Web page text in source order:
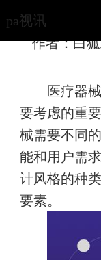
pa视讯医疗器
作者：白
医疗器
要考虑的重
械需要不同
能和用户需
计风格的种
要素。